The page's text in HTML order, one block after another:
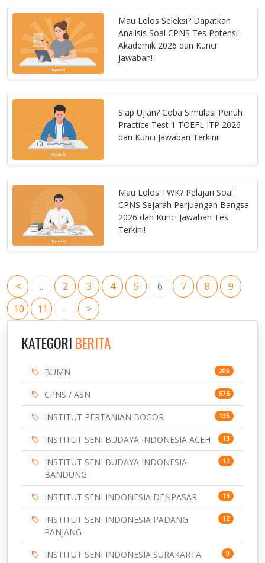
Mau Lolos Seleksi? Dapatkan
Analisis Soal CPNS Tes Potensi
Akademik 2026 dan Kunci
Jawaban!
Siap Ujian? Coba Simulasi Penuh
Practice Test 1 TOEFL ITP 2026
dan Kunci Jawaban Terkini!
Mau Lolos TWK? Pelajari Soal
CPNS Sejarah Perjuangan Bangsa
2026 dan Kunci Jawaban Tes
Terkini!
< .. 2 3 4 5 6 7 8
9
10
11 .. >
KATEGORI BERITA
BUMN 205
CPNS / ASN 576
INSTITUT PERTANIAN BOGOR 135
INSTITUT SENI BUDAYA INDONESIA ACEH 13
INSTITUT SENI BUDAYA INDONESIA
BANDUNG
12
INSTITUT SENI INDONESIA DENPASAR 13
INSTITUT SENI INDONESIA PADANG
PANJANG
12
INSTITUT SENI INDONESIA SURAKARTA 9